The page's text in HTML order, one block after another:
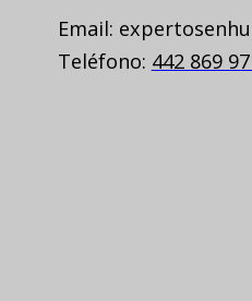
Email:
Teléfono: 442 869